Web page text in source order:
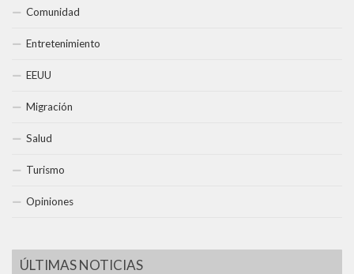
Comunidad
Entretenimiento
EEUU
Migración
Salud
Turismo
Opiniones
ÚLTIMAS NOTICIAS